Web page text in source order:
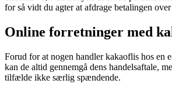
for så vidt du agter at afdrage betalingen
Online forretninger med
Forud for at nogen handler kakaoflis hos en
kan de altid gennemgå dens handelsaftale,
tilfælde ikke særlig spændende.